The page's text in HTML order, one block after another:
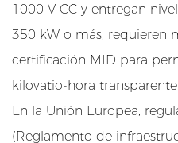
p
r
i
n
i
1000 V CC y entregan
350 kW o más, requieren
certificación MID para
kilovatio-hora
En la Unión Europea,
(Reglamento de